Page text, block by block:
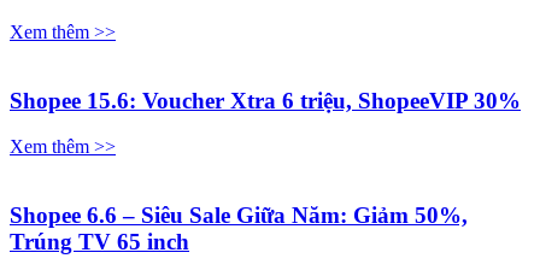
Xem thêm >>
Shopee 15.6: Voucher Xtra 6 triệu, ShopeeVIP 30%
Xem thêm >>
Shopee 6.6 – Siêu Sale Giữa Năm: Giảm 50%,
Trúng TV 65 inch